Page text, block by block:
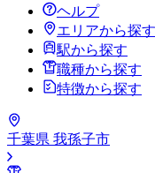
ヘルプ
エリアから探す
駅から探す
職種から探す
特徴から探す
千葉県 我孫子市